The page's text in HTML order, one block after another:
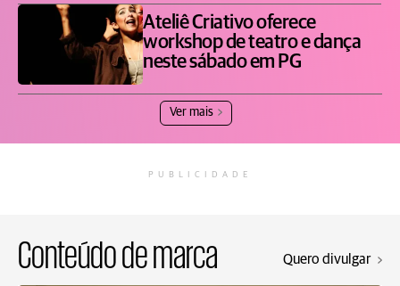
Ateliê Criativo oferece
workshop de teatro e dança
neste sábado em PG
Ver mais
PUBLICIDADE
Conteúdo de marca Quero divulgar